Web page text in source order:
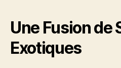
Une Fusion de
Exotiques